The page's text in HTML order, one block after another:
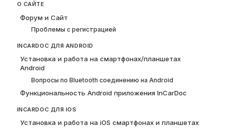
О САЙТЕ
Форум и Сайт
Проблемы с регистрацией
INCARDOC ДЛЯ ANDROID
Установка и работа на смартфонах/планшетах
Android
Вопросы по Bluetooth соединению на Android
Функциональность Android приложения InCarDoc
INCARDOC ДЛЯ IOS
Установка и работа на iOS смартфонах и планшетах